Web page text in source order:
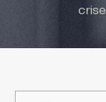
crise